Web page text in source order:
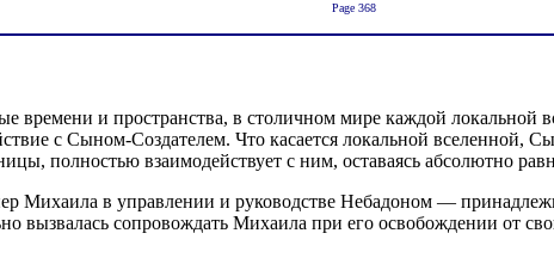
Page 368
времени и пространства, в столичном мире каждой локальной
с Сыном-Создателем. Что касается локальной вселенной,
полностью взаимодействует с ним, оставаясь абсолютно
Михаила в управлении и руководстве Небадоном —
вызвалась сопровождать Михаила при его освобождении от